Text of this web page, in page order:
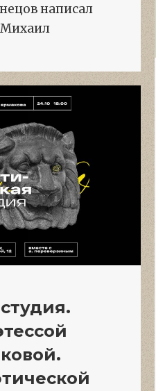
написал
Михаил